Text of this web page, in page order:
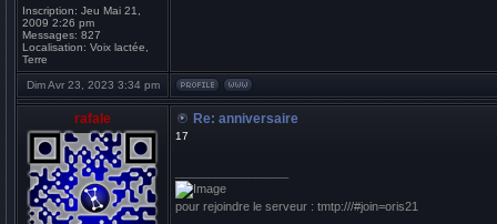
Inscription: Jeu Mai 21,
2009 2:26 pm
Messages: 827
Localisation: Voix lactée,
Terre
Dim Avr 23, 2023 3:34 pm
rafale Re: anniversaire
17
pour rejoindre le serveur : tmtp:///#join=oris21